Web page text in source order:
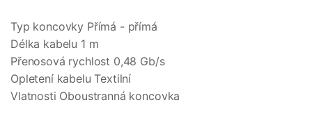
Typ koncovky Přímá - přímá
Délka kabelu 1 m
Přenosová rychlost 0,48 Gb/s
Opletení kabelu Textilní
Vlatnosti Oboustranná koncovka